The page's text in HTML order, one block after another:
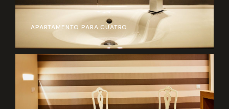
APARTAMENTO PARA CUATRO